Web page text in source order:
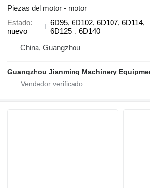
Piezas del motor - motor
Estado
nuevo
6D95, 6D102, 6D107, 6D114,
6D125，6D140
China, Guangzhou